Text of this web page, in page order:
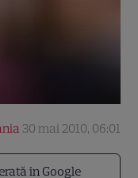
în Google
30 mai 2010, 06:01